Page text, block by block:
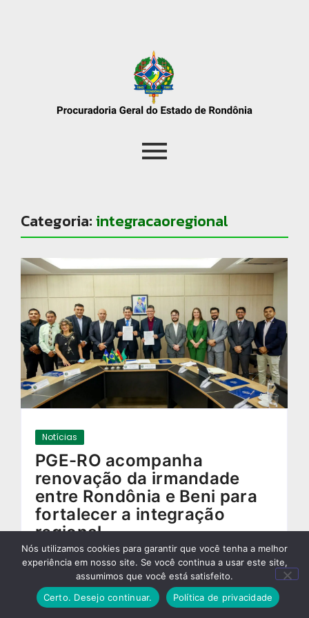
Categoria:integracaoregional
Notícias
PGE-RO acompanha
renovação da irmandade
entre Rondônia e Beni para
fortalecer a integração
regional
08/06/2026-
Nós utilizamos cookies para garantir que você tenha a melhor
experiência em nosso site. Se você continua a usar este site,
assumimos que você está satisfeito.
Certo. Desejo continuar.
Política de privacidade